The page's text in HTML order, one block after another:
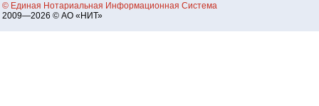
© Единая Нотариальная Информационная Система
2009—2026 © АО «НИТ»